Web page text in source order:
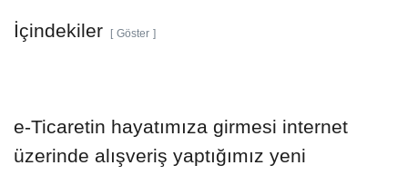
e-Ticaretin hayatımıza girmesi internet
üzerinde alışveriş yaptığımız yeni
İçindekiler Göster